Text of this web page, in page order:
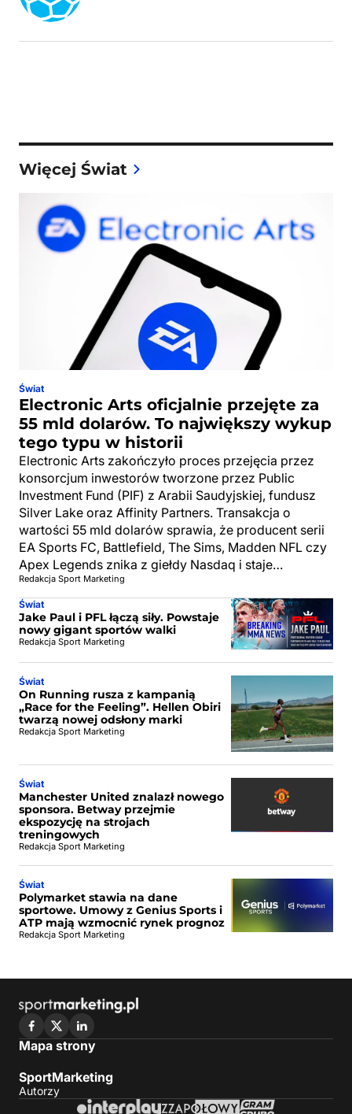
Więcej Świat
Świat
Electronic Arts oficjalnie przejęte za
55 mld dolarów. To największy wykup
tego typu w historii
Electronic Arts zakończyło proces przejęcia przez
konsorcjum inwestorów tworzone przez Public
Investment Fund (PIF) z Arabii Saudyjskiej, fundusz
Silver Lake oraz Affinity Partners. Transakcja o
wartości 55 mld dolarów sprawia, że producent serii
EA Sports FC, Battlefield, The Sims, Madden NFL czy
Apex Legends znika z giełdy Nasdaq i staje…
Redakcja Sport Marketing
Świat
Jake Paul i PFL łączą siły. Powstaje
nowy gigant sportów walki
Redakcja Sport Marketing
Świat
On Running rusza z kampanią
„Race for the Feeling”. Hellen Obiri
twarzą nowej odsłony marki
Redakcja Sport Marketing
Świat
Manchester United znalazł nowego
sponsora. Betway przejmie
ekspozycję na strojach
treningowych
Redakcja Sport Marketing
Świat
Polymarket stawia na dane
sportowe. Umowy z Genius Sports i
ATP mają wzmocnić rynek prognoz
Redakcja Sport Marketing
Mapa strony
SportMarketing
Autorzy